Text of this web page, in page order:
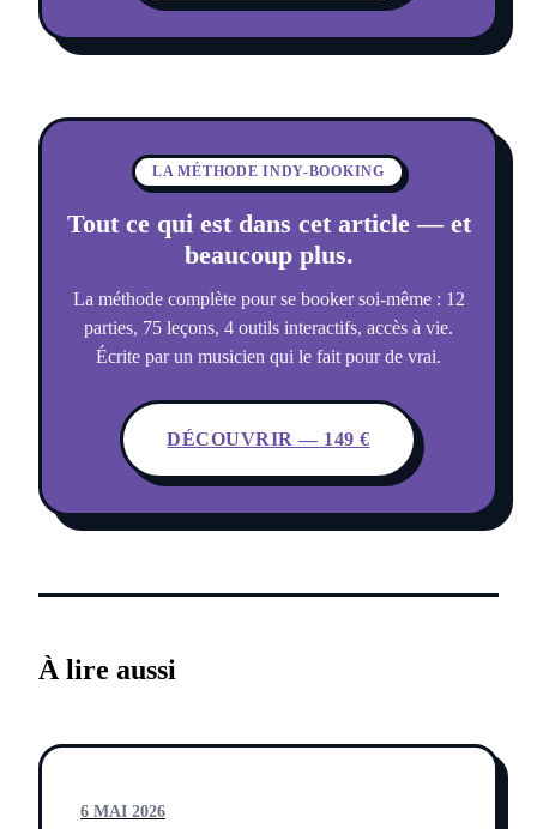
LA MÉTHODE INDY-BOOKING
Tout ce qui est dans cet article — et
beaucoup plus.
La méthode complète pour se booker soi-même : 12
parties, 75 leçons, 4 outils interactifs, accès à vie.
Écrite par un musicien qui le fait pour de vrai.
DÉCOUVRIR — 149 €
À lire aussi
6 MAI 2026